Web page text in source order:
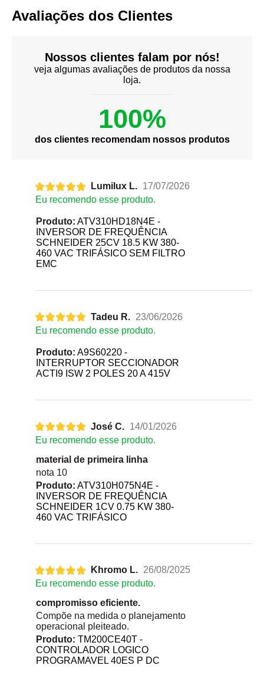
Avaliações dos Clientes
Nossos clientes falam por nós!
veja algumas avaliações de produtos da nossa
loja.
100%
dos clientes recomendam nossos produtos
Lumilux L. 17/07/2026
Eu recomendo esse produto.
Produto: ATV310HD18N4E -
INVERSOR DE FREQUÊNCIA
SCHNEIDER 25CV 18.5 KW 380-
460 VAC TRIFÁSICO SEM FILTRO
EMC
Tadeu R. 23/06/2026
Eu recomendo esse produto.
Produto: A9S60220 -
INTERRUPTOR SECCIONADOR
ACTI9 ISW 2 POLES 20 A 415V
José C. 14/01/2026
Eu recomendo esse produto.
material de primeira linha
nota 10
Produto: ATV310H075N4E -
INVERSOR DE FREQUÊNCIA
SCHNEIDER 1CV 0.75 KW 380-
460 VAC TRIFÁSICO
Khromo L. 26/08/2025
Eu recomendo esse produto.
compromisso eficiente.
Compõe na medida o planejamento
operacional pleiteado.
Produto: TM200CE40T -
CONTROLADOR LOGICO
PROGRAMAVEL 40ES P DC